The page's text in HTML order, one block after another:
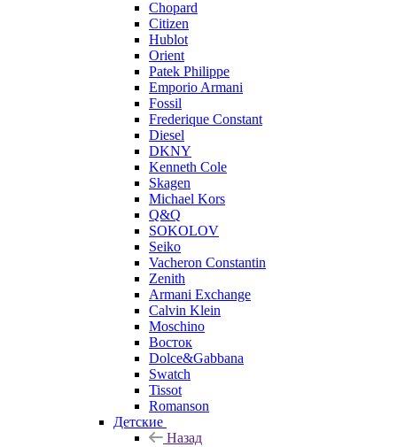
Chopard
Citizen
Hublot
Orient
Patek Philippe
Emporio Armani
Fossil
Frederique Constant
Diesel
DKNY
Kenneth Cole
Skagen
Michael Kors
Q&Q
SOKOLOV
Seiko
Vacheron Constantin
Zenith
Armani Exchange
Calvin Klein
Moschino
Восток
Dolce&Gabbana
Swatch
Tissot
Romanson
Детские
Назад